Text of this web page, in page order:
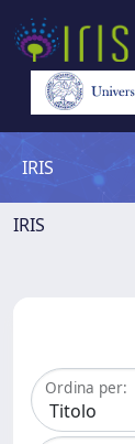
IRIS
IRIS
Ordina per: